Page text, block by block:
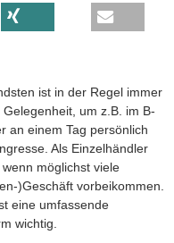
ist in der Regel immer
um z.B. im B-
an einem Tag persönlich
Als Einzelhändler
möglichst viele
)Geschäft vorbeikommen.
eine umfassende
wichtig.